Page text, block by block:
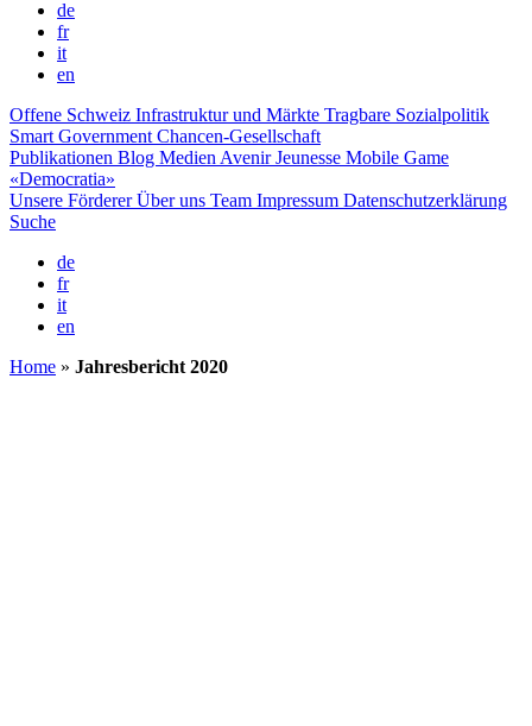
de
fr
it
en
Offene Schweiz Infrastruktur und Märkte Tragbare Sozialpolitik
Smart GovernmentChancen-Gesellschaft
Publikationen Blog MedienAvenir Jeunesse Mobile Game
«Democratia»
Unsere FördererÜber uns Team Impressum Datenschutzerklärung
Suche
de
fr
it
en
Home » Jahresbericht 2020